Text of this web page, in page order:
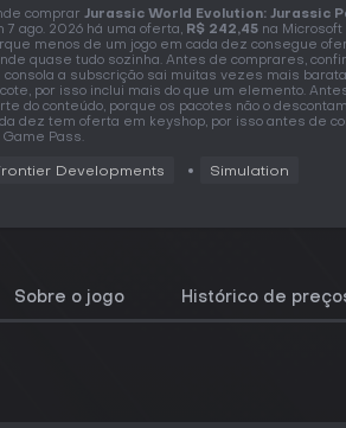
comprar Jurassic World Evolution: Jurassic
7 ago. 2026 há uma oferta, R$ 242,45 na
menos de um jogo em cada dez consegue
quase tudo sozinha. Antes de comprares,
consola a subscrição sai muitas vezes mais barata
por isso inclui mais do que um elemento.
do conteúdo, porque os pacotes não o
dez tem oferta em keyshop, por isso antes de
Game Pass.
Developments Simulation
Sobre o jogo Histórico de